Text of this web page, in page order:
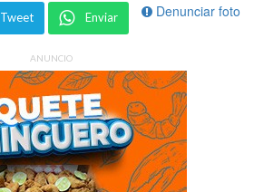
Denunciar foto
Tweet Enviar
ANUNCIO